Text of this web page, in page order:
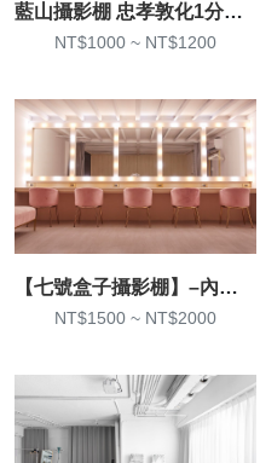
藍山攝影棚 忠孝敦化1分鐘 一小時950元 設備全含
NT$1000 ~ NT$1200
【七號盒子攝影棚】–內湖棚4樓
NT$1500 ~ NT$2000